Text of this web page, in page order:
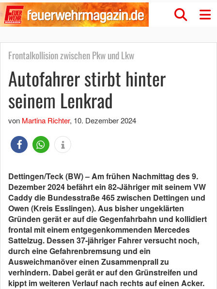
Frontalkollision zwischen Pkw und Lkw
Autofahrer stirbt hinter
seinem Lenkrad
von Martina Richter, 10. Dezember 2024
Dettingen/Teck (BW) – Am frühen Nachmittag des 9.
Dezember 2024 befährt ein 82-Jähriger mit seinem VW
Caddy die Bundesstraße 465 zwischen Dettingen und
Owen (Kreis Esslingen). Aus bisher ungeklärten
Gründen gerät er auf die Gegenfahrbahn und kollidiert
frontal mit einem entgegenkommenden Mercedes
Sattelzug. Dessen 37-jähriger Fahrer versucht noch,
durch eine Gefahrenbremsung und ein
Ausweichmanöver einen Zusammenprall zu
verhindern. Dabei gerät er auf den Grünstreifen und
kippt im weiteren Verlauf nach rechts auf einen Acker.